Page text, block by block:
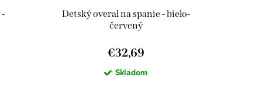
Detský overal na spanie - bielo-
červený
€32,69
Skladom